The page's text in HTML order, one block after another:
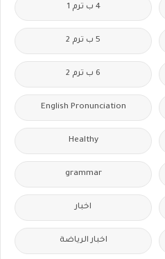
4 ب ترم 1
5 ب ترم 2
6 ب ترم 2
English Pronunciation
Healthy
grammar
اخبار
اخبار الرياضة